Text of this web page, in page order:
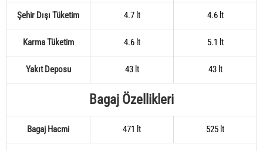
Şehir Dışı Tüketim 4.7 lt 4.6 lt
Karma Tüketim 4.6 lt 5.1 lt
Yakıt Deposu 43 lt 43 lt
Bagaj Özellikleri
Bagaj Hacmi 471 lt 525 lt